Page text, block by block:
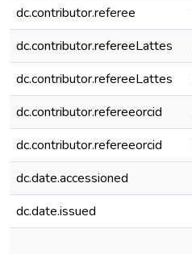
dc.contributor.referee
dc.contributor.refereeLattes
dc.contributor.refereeLattes
dc.contributor.refereeorcid
dc.contributor.refereeorcid
dc.date.accessioned
dc.date.issued